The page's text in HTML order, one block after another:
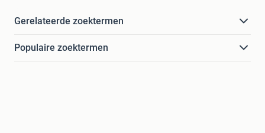
Gerelateerde zoektermen
Populaire zoektermen